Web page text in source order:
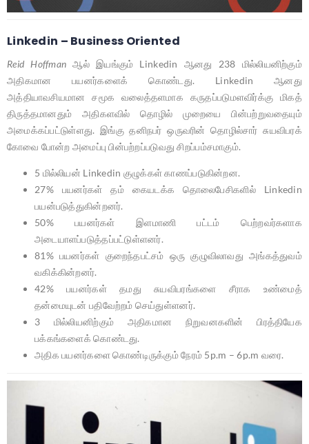
Linkedin – Business Oriented
Reid Hoffman ஆல் இயங்கும் Linkedin ஆனது 238 மில்லியனிற்கும்
அதிகமான பயனர்களைக் கொண்டது. Linkedin ஆனது
அத்தியாவசியமான சமூக வலைத்தளமாக கருதப்படுமளவிர்க்கு மிகத்
திருத்தமானதும் அதிகளவில் தொழில் முறையை பின்பற்றுவதையும்
அமைக்கப்பட்டுள்ளது. இங்கு தனிநபர் ஒருவரின் தொழில்சார் சுயவிபரக்
கோவை போன்ற அமைப்பு பின்பற்றப்படுவது சிறப்பம்சமாகும்.
5 மில்லியன் Linkedin குழுக்கள் காணப்படுகின்றன.
27% பயனர்கள் தம் கையடக்க தொலைபேசிகளில் Linkedin
பயன்படுத்துகின்றனர்.
50% பயனர்கள் இளமாணி பட்டம் பெற்றவர்களாக
அடையாளப்படுத்தப்பட்டுள்ளனர்.
81% பயனர்கள் குறைந்தபட்சம் ஒரு குழுவிலாவது அங்கத்துவம்
வகிக்கின்றனர்.
42% பயனர்கள் தமது சுயவிபரங்களை சீராக உண்மைத்
தன்மையுடன் பதிவேற்றம் செய்துள்ளனர்.
3 மில்லியனிற்கும் அதிகமான நிறுவனகளின் பிரத்தியேக
பக்கங்களைக் கொண்டது.
அதிக பயனர்களை கொண்டிருக்கும் நேரம் 5p.m – 6p.m வரை.